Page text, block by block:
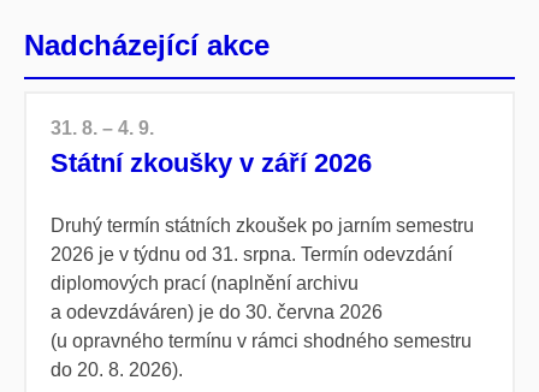
Nadcházející akce
31. 8. – 4. 9.
Státní zkoušky v září 2026
Druhý termín státních zkoušek po jarním semestru
2026 je v týdnu od 31. srpna. Termín odevzdání
diplomových prací (naplnění archivu
a odevzdáváren) je do 30. června 2026
(u opravného termínu v rámci shodného semestru
do 20. 8. 2026).